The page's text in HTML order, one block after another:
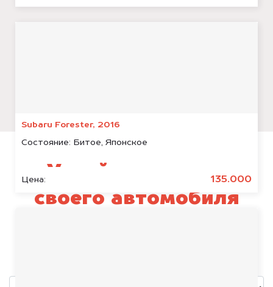
Subaru Forester, 2016
Состояние: Битое, Японское
Цена: 135.000
Узнай стоимость
своего автомобиля